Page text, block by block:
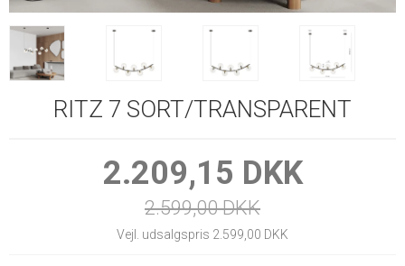
RITZ 7 SORT/TRANSPARENT
2.209,15 DKK
2.599,00 DKK
Vejl. udsalgspris 2.599,00 DKK